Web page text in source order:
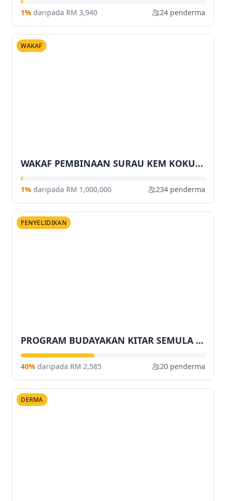
1% daripada RM 3,940 24 penderma
WAKAF
WAKAF PEMBINAAN SURAU KEM KOKURIKULUM KAMPUS BESUT
1% daripada RM 1,000,000 234 penderma
PENYELIDIKAN
PROGRAM BUDAYAKAN KITAR SEMULA BERSAMA KOMUNITI
40% daripada RM 2,585 20 penderma
DERMA